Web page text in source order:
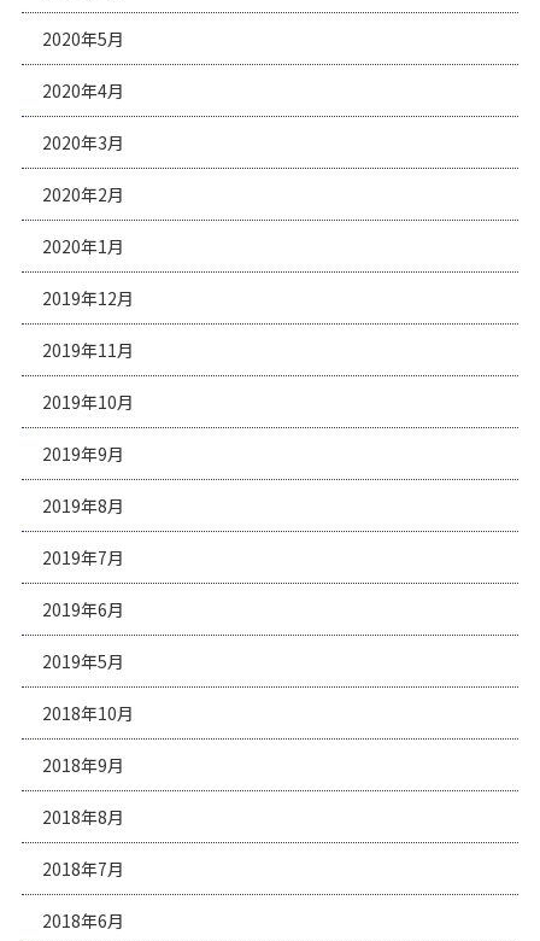
2020年5月
2020年4月
2020年3月
2020年2月
2020年1月
2019年12月
2019年11月
2019年10月
2019年9月
2019年8月
2019年7月
2019年6月
2019年5月
2018年10月
2018年9月
2018年8月
2018年7月
2018年6月